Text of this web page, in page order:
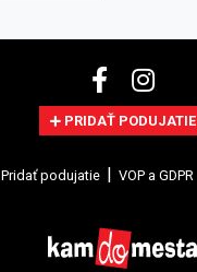
PRIDAŤ PODUJATIE
Pridať podujatie VOP a GDPR